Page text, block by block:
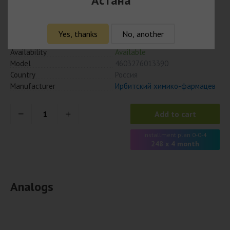
960 ₸ с учётом кешбэка
Availability
Available
Model
Country
Manufacturer
Ирбитский химико-фармацев
Add to cart
Installment plan 0-0-4
248 x 4 month
Analogs
Yes, thanks No, another